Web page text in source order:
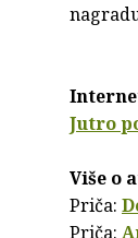
Jutro
Više o
Priča:
Priča: